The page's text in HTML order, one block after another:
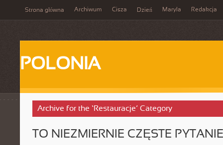
Strona główna Archiwum Cisza Dzień Maryla Redakcja
POLONIA
Archive for the ‘Restauracje’ Category
TO NIEZMIERNIE CZĘSTE